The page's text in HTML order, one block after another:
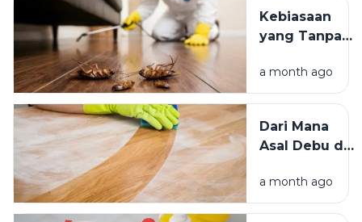
Mana yang
Lebih
Kebiasaan
yang Tanpa
Mengundang
Kecoak,
Hama
Lainnya Ke
a month ago
Dari Mana
Asal Debu di
Kenali
Penyebab
a month ago